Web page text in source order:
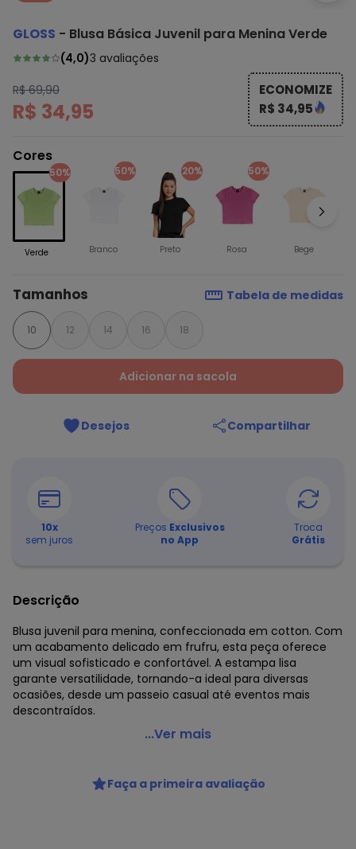
GLOSS - Blusa Básica Juvenil para Menina Verde
(4,0)3 avaliações
R$ 69,90
R$ 34,95
ECONOMIZE
R$ 34,95
Cores
50%
Verde
50%
Branco
20%
Preto
50%
Rosa Bege
Tamanhos Tabela de medidas
10 12 14 16 18
Adicionar na sacola
Desejos Compartilhar
10x
sem juros
Preços Exclusivos
no App
Troca
Grátis
Descrição
Blusa juvenil para menina, confeccionada em cotton. Com
um acabamento delicado em frufru, esta peça oferece
um visual sofisticado e confortável. A estampa lisa
garante versatilidade, tornando-a ideal para diversas
ocasiões, desde um passeio casual até eventos mais
descontraídos.
Gloss - Blusa Básica Juvenil para Menina Verde
Modelagem: Justa
Comprimento da Manga: Curta
...Ver mais
Faça a primeira avaliação